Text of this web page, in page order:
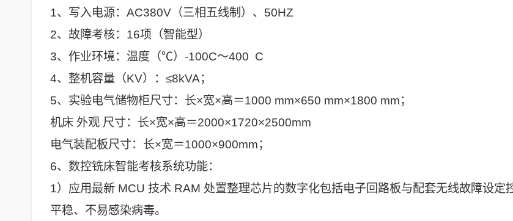
1、写入电源：AC380V（三相五线制）、50HZ
2、故障考核：16项（智能型）
3、作业环境：温度（℃）-100C～400 C
4、整机容量（KV）：≤8kVA；
5、实验电气储物柜尺寸：长×宽×高＝1000 mm×650 mm×1800 mm；
机床 外观 尺寸：长×宽×高＝2000×1720×2500mm
电气装配板尺寸：长×宽＝1000×900mm；
6、数控铣床智能考核系统功能：
1）应用最新 MCU 技术 RAM 处置整理芯片的数字化包括电子回路板与配套无线故障设定
平稳、不易感染病毒。